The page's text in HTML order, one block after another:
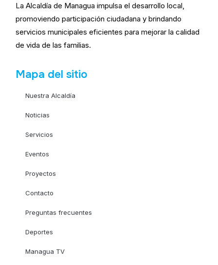
La Alcaldía de Managua impulsa el desarrollo local,
promoviendo participación ciudadana y brindando
servicios municipales eficientes para mejorar la calidad
de vida de las familias.
Mapa del sitio
Nuestra Alcaldía
Noticias
Servicios
Eventos
Proyectos
Contacto
Preguntas frecuentes
Deportes
Managua TV